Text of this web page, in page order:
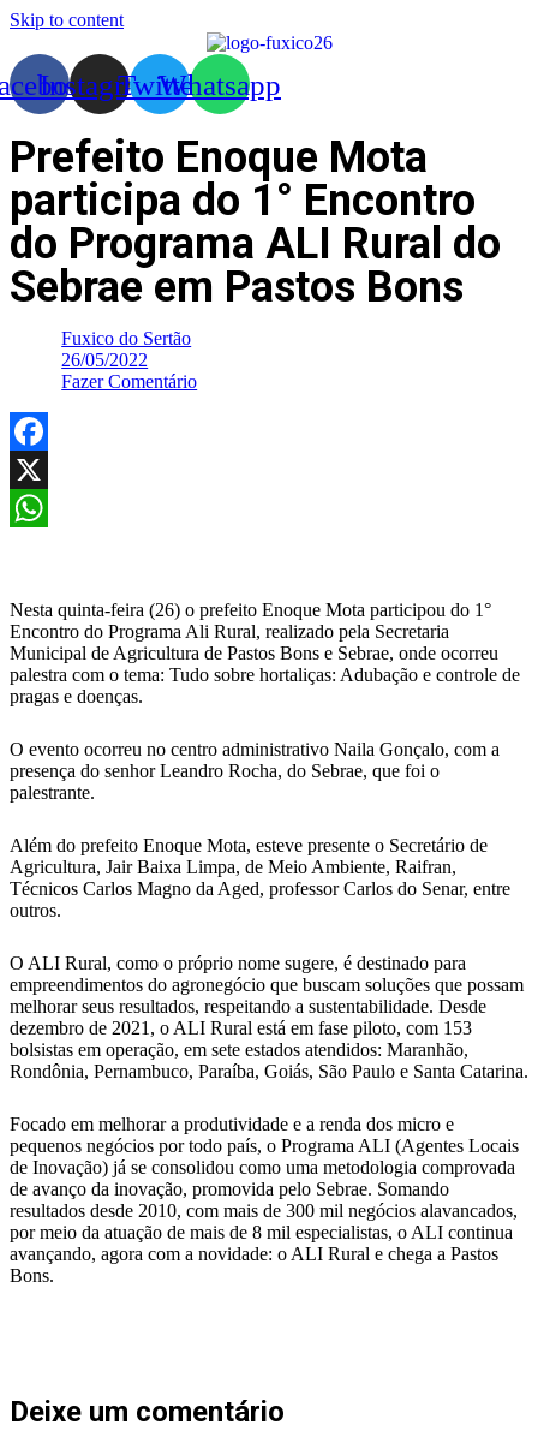
Skip to content
InstagramTwitterWhatsapp
Prefeito Enoque Mota
participa do 1° Encontro
do Programa ALI Rural do
Sebrae em Pastos Bons
Fuxico do Sertão
26/05/2022
Fazer Comentário
Facebook
X
Nesta quinta-feira (26) o prefeito Enoque Mota participou do 1°
Encontro do Programa Ali Rural, realizado pela Secretaria
Municipal de Agricultura de Pastos Bons e Sebrae, onde ocorreu
palestra com o tema: Tudo sobre hortaliças: Adubação e controle de
pragas e doenças.
O evento ocorreu no centro administrativo Naila Gonçalo, com a
presença do senhor Leandro Rocha, do Sebrae, que foi o
palestrante.
Além do prefeito Enoque Mota, esteve presente o Secretário de
Agricultura, Jair Baixa Limpa, de Meio Ambiente, Raifran,
Técnicos Carlos Magno da Aged, professor Carlos do Senar, entre
outros.
O ALI Rural, como o próprio nome sugere, é destinado para
empreendimentos do agronegócio que buscam soluções que possam
melhorar seus resultados, respeitando a sustentabilidade. Desde
dezembro de 2021, o ALI Rural está em fase piloto, com 153
bolsistas em operação, em sete estados atendidos: Maranhão,
Rondônia, Pernambuco, Paraíba, Goiás, São Paulo e Santa Catarina.
Focado em melhorar a produtividade e a renda dos micro e
pequenos negócios por todo país, o Programa ALI (Agentes Locais
de Inovação) já se consolidou como uma metodologia comprovada
de avanço da inovação, promovida pelo Sebrae. Somando
resultados desde 2010, com mais de 300 mil negócios alavancados,
por meio da atuação de mais de 8 mil especialistas, o ALI continua
avançando, agora com a novidade: o ALI Rural e chega a Pastos
Bons.
Deixe um comentário